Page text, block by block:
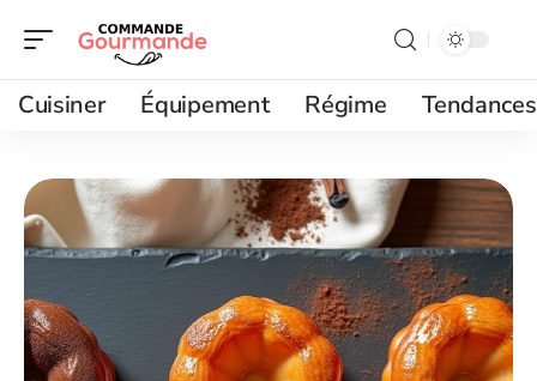
Cuisiner Équipement Régime Tendances